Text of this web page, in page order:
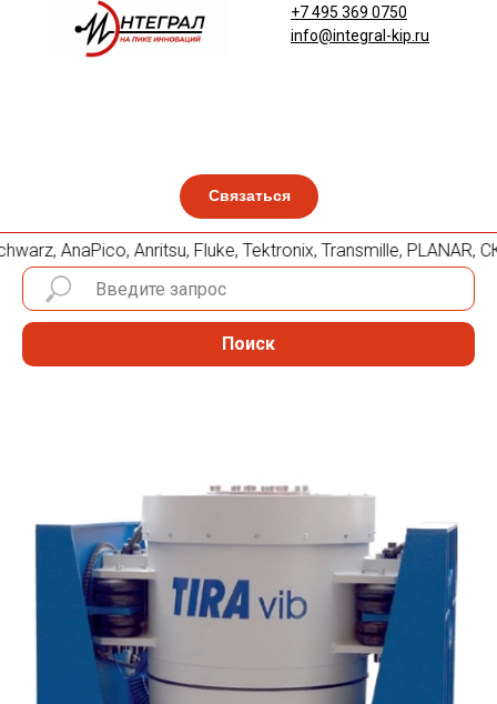
Связаться
+7 495 369 0750
info@integral-kip.ru
AnaPico, Anritsu, Fluke, Tektronix, Transmille, PLANAR,
Поиск